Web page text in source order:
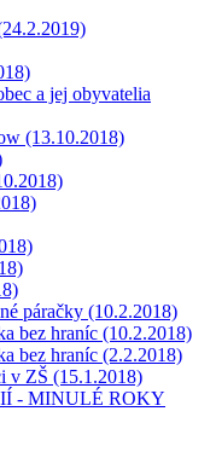
a jej obyvatelia
(13.10.2018)
páračky (10.2.2018)
bez hraníc (10.2.2018)
bez hraníc (2.2.2018)
v ZŠ (15.1.2018)
- MINULÉ ROKY